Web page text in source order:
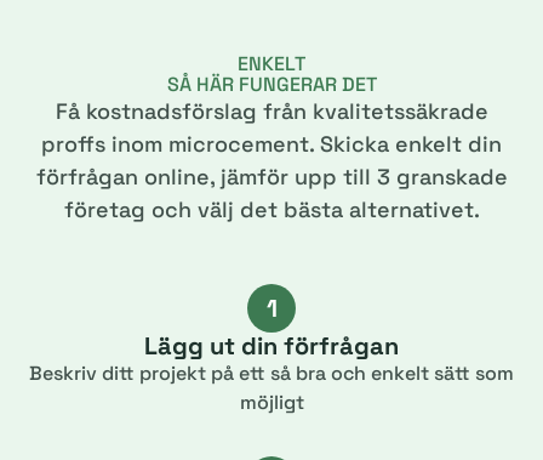
ENKELT
SÅ HÄR FUNGERAR DET
Få kostnadsförslag från kvalitetssäkrade
proffs inom microcement. Skicka enkelt din
förfrågan online, jämför upp till 3 granskade
företag och välj det bästa alternativet.
1
Lägg ut din förfrågan
Beskriv ditt projekt på ett så bra och enkelt sätt som
möjligt